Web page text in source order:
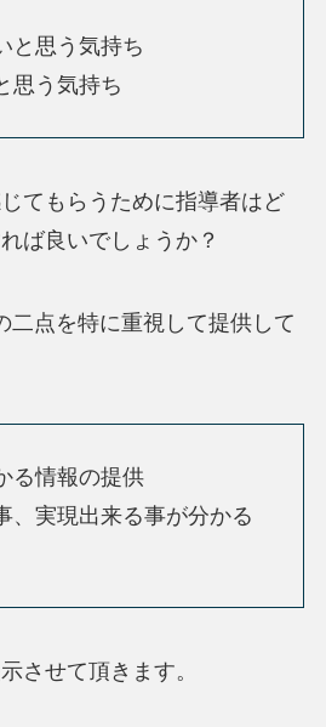
と思う気持ち
思う気持ち
てもらうために指導者はど
ば良いでしょうか？
二点を特に重視して提供して
る情報の提供
、実現出来る事が分かる
させて頂きます。